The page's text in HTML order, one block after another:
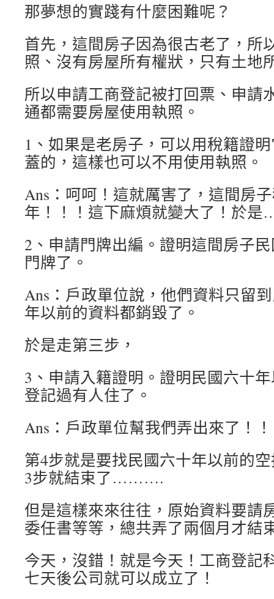
那夢想的實踐有什麼困難呢？
首先，這間房子因為很古老了，所
照、沒有房屋所有權狀，只有土地
所以申請工商登記被打回票、申請
通都需要房屋使用執照。
1、如果是老房子，可以用稅籍證
蓋的，這樣也可以不用使用執照。
Ans：呵呵！這就厲害了，這間房
年！！！這下麻煩就變大了！於
2、申請門牌出編。證明這間房子
門牌了。
Ans：戶政單位說，他們資料只留
年以前的資料都銷毀了。
於是走第三步，
3、申請入籍證明。證明民國六十
登記過有人住了。
Ans：戶政單位幫我們弄出來了！
第4步就是要找民國六十年以前的
3步就結束了……….
但是這樣來來往往，原始資料要請
委任書等等，總共弄了兩個月才結
今天，沒錯！就是今天！工商登記
七天後公司就可以成立了！